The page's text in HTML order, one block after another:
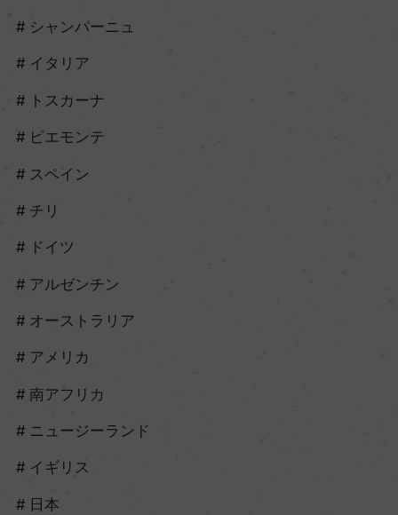
シャンパーニュ
イタリア
トスカーナ
ピエモンテ
スペイン
チリ
ドイツ
アルゼンチン
オーストラリア
アメリカ
南アフリカ
ニュージーランド
イギリス
日本